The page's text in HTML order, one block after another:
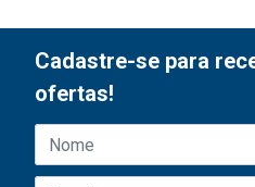
Cadastre-se para
ofertas!